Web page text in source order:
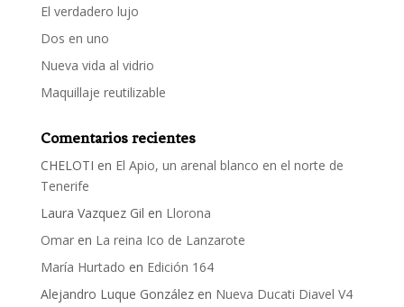
El verdadero lujo
Dos en uno
Nueva vida al vidrio
Maquillaje reutilizable
Comentarios recientes
CHELOTI en El Apio, un arenal blanco en el norte de
Tenerife
Laura Vazquez Gil en Llorona
Omaren La reina Ico de Lanzarote
María Hurtado en Edición 164
Alejandro Luque Gonzálezen Nueva Ducati Diavel V4